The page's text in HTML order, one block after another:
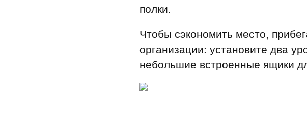
полки.
Чтобы сэкономить место,
организации: установите два
небольшие встроенные ящики